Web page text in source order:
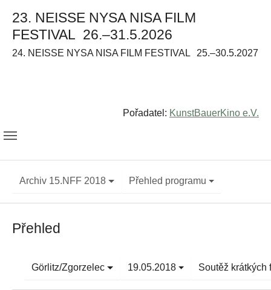
23. NEISSE NYSA NISA FILM
FESTIVAL 26.–31.5.2026
24. NEISSE NYSA NISA FILM FESTIVAL 25.–30.5.2027
Pořadatel: KunstBauerKino e.V.
Archiv 15.NFF 2018 Přehled programu
Přehled
Görlitz/Zgorzelec 19.05.2018 Soutěž krátkých